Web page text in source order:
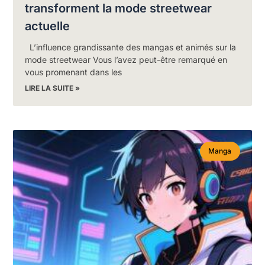
transforment la mode streetwear
actuelle
L’influence grandissante des mangas et animés sur la
mode streetwear Vous l’avez peut-être remarqué en
vous promenant dans les
LIRE LA SUITE »
Manga